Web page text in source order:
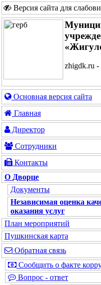
Версия сайта для
zhigdk.ru
Основная версия сайта
Главная
Директор
Сотрудники
Контакты
О Дворце
Документы
Независимая оценка
оказания услуг
План мероприятий
Пушкинская карта
Обратная связь
Сообщить о факте
Вопрос - ответ